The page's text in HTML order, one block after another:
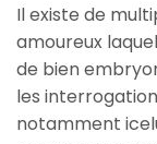
Il existe de
amoureux
de bien
les
notamment